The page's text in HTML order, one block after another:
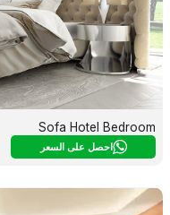
Sofa Hotel Bedroom
احصل على السعر